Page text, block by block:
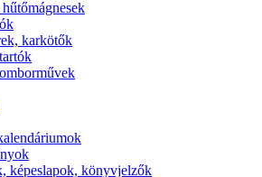
karkötők
képeslapok, könyvjelzők